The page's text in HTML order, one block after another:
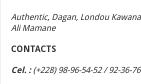
Authentic, Dagan, Londou
Ali Mamane
CONTACTS
Cel. :(+228) 98-96-54-52 / 92-36-